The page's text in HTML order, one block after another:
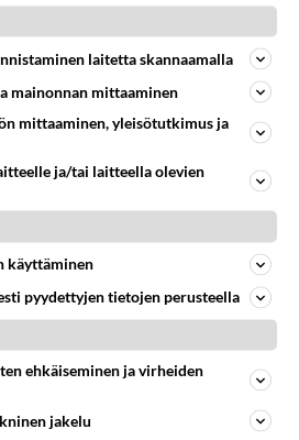
laitetta skannaamalla
mainonnan mittaaminen
mittaaminen, yleisötutkimus ja
ja/tai laitteella olevien
käyttäminen
pyydettyjen tietojen perusteella
ehkäiseminen ja virheiden
jakelu